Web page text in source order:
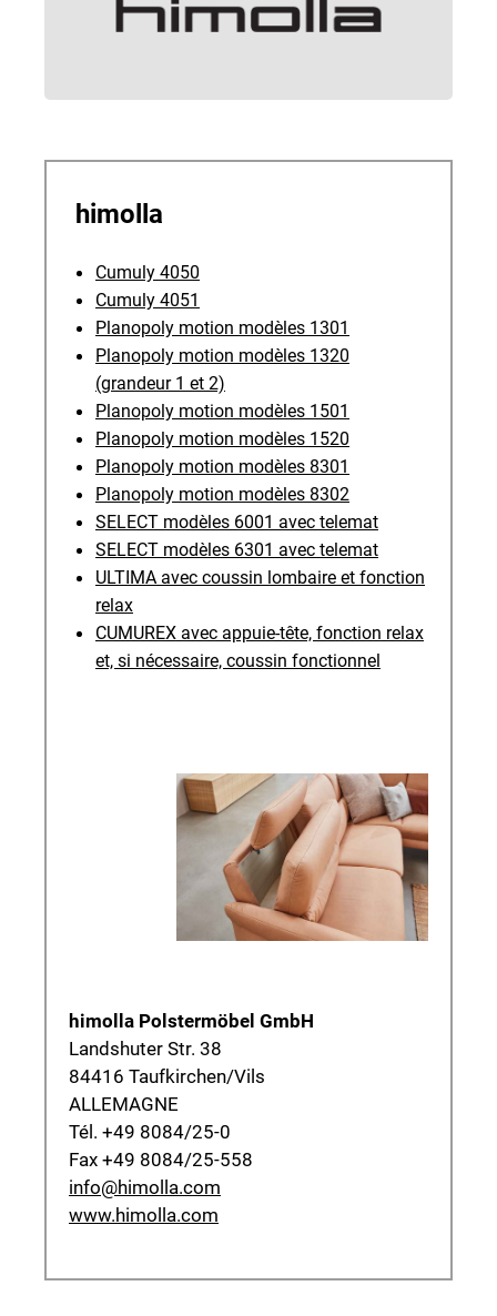
himolla
Cumuly 4050
Cumuly 4051
Planopoly motion modèles 1301
Planopoly motion modèles 1320
(grandeur 1 et 2)
Planopoly motion modèles 1501
Planopoly motion modèles 1520
Planopoly motion modèles 8301
Planopoly motion modèles 8302
SELECT modèles 6001 avec telemat
SELECT modèles 6301 avec telemat
ULTIMA avec coussin lombaire et fonction
relax
CUMUREX avec appuie-tête, fonction relax
et, si nécessaire, coussin fonctionnel
himolla Polstermöbel GmbH
Landshuter Str. 38
84416 Taufkirchen/Vils
ALLEMAGNE
Tél. +49 8084/25-0
Fax +49 8084/25-558
info@himolla.com
www.himolla.com